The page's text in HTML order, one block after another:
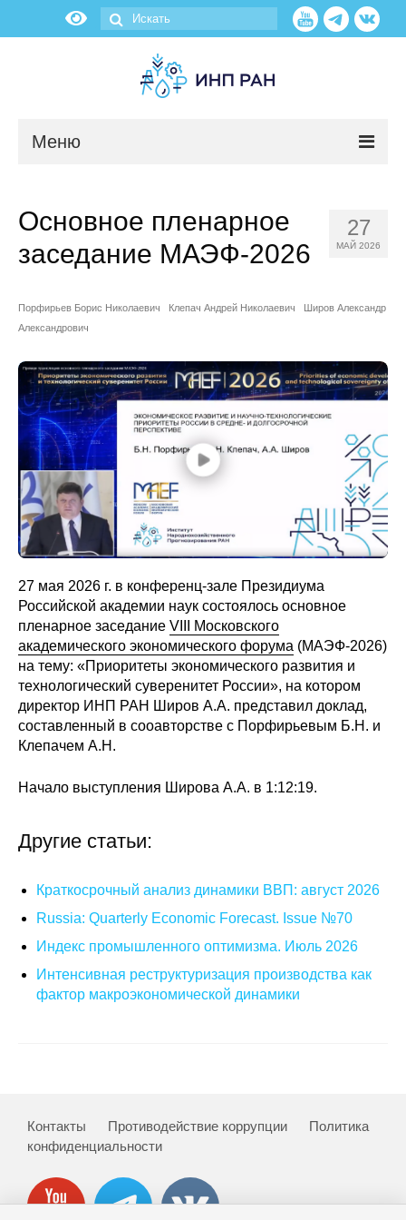
Меню
Об институте
Администрация
Сотрудники
Отчетность
Противодействие коррупции
Материалы для СМИ
Публикации
Научная жизнь
Издания
Проблемы прогнозирования
О журнале
Номера журналов
Редакционная этика
Информация для авторов
Общие требования
Редакционная этика
Информация для авторов
27
МАЙ 2026
Основное пленарное
заседание МАЭФ-2026
Порфирьев Борис Николаевич Клепач Андрей Николаевич
Широв Александр
Александрович
27 мая 2026 г. в конференц-зале Президиума
Российской академии наук состоялось основное
пленарное заседание VIII Московского
академического экономического форума (МАЭФ-2026)
на тему: «Приоритеты экономического развития и
технологический суверенитет России», на котором
директор ИНП РАН Широв А.А. представил доклад,
составленный в сооавторстве с Порфирьевым Б.Н. и
Клепачем А.Н.
Начало выступления Широва А.А. в 1:12:19.
Другие статьи:
Краткосрочный анализ динамики ВВП: август 2026
Russia: Quarterly Economic Forecast. Issue №70
Индекс промышленного оптимизма. Июль 2026
Интенсивная реструктуризация производства как
фактор макроэкономической динамики
Контакты Противодействие коррупции
Политика
конфиденциальности